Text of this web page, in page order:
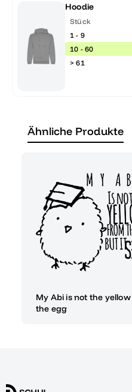
Hoodie
Stück
1 - 9
10 - 60
> 61
Ähnliche Produkte
My Abi is not the
the egg